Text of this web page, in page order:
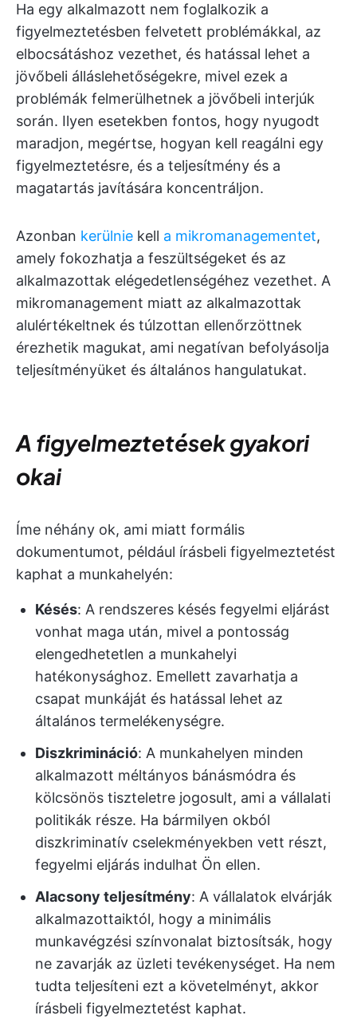
Ha egy alkalmazott nem foglalkozik a
figyelmeztetésben felvetett problémákkal, az
elbocsátáshoz vezethet, és hatással lehet a
jövőbeli álláslehetőségekre, mivel ezek a
problémák felmerülhetnek a jövőbeli interjúk
során. Ilyen esetekben fontos, hogy nyugodt
maradjon, megértse, hogyan kell reagálni egy
figyelmeztetésre, és a teljesítmény és a
magatartás javítására koncentráljon.
Azonban kerülnie kell a mikromanagementet,
amely fokozhatja a feszültségeket és az
alkalmazottak elégedetlenségéhez vezethet. A
mikromanagement miatt az alkalmazottak
alulértékeltnek és túlzottan ellenőrzöttnek
érezhetik magukat, ami negatívan befolyásolja
teljesítményüket és általános hangulatukat.
A figyelmeztetések gyakori
okai
Íme néhány ok, ami miatt formális
dokumentumot, például írásbeli figyelmeztetést
kaphat a munkahelyén:
Késés: A rendszeres késés fegyelmi eljárást
vonhat maga után, mivel a pontosság
elengedhetetlen a munkahelyi
hatékonysághoz. Emellett zavarhatja a
csapat munkáját és hatással lehet az
általános termelékenységre.
Diszkrimináció: A munkahelyen minden
alkalmazott méltányos bánásmódra és
kölcsönös tiszteletre jogosult, ami a vállalati
politikák része. Ha bármilyen okból
diszkriminatív cselekményekben vett részt,
fegyelmi eljárás indulhat Ön ellen.
Alacsony teljesítmény: A vállalatok elvárják
alkalmazottaiktól, hogy a minimális
munkavégzési színvonalat biztosítsák, hogy
ne zavarják az üzleti tevékenységet. Ha nem
tudta teljesíteni ezt a követelményt, akkor
írásbeli figyelmeztetést kaphat.